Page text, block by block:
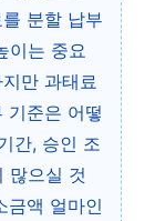
분할 납부
이는 중요
만 과태료
기준은 어떻
간, 승인 조
많으실 것
금액 얼마인